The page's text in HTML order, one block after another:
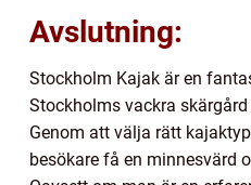
Avslutning:
Stockholm Kajak är en
Stockholms vackra
Genom att välja rätt
besökare få en minnesvärd